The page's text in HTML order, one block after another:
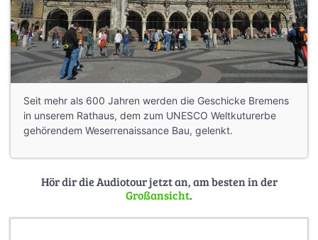
Seit mehr als 600 Jahren werden die Geschicke Bremens
in unserem Rathaus, dem zum UNESCO Weltkuturerbe
gehörendem Weserrenaissance Bau, gelenkt.
Hör dir die Audiotour jetzt an, am besten in der
Großansicht.